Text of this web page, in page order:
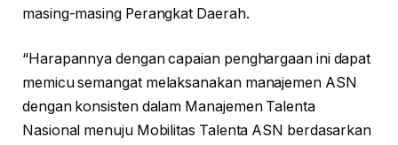
masing-masing Perangkat Daerah.
“Harapannya dengan capaian penghargaan ini dapat
memicu semangat melaksanakan manajemen ASN
dengan konsisten dalam Manajemen Talenta
Nasional menuju Mobilitas Talenta ASN berdasarkan